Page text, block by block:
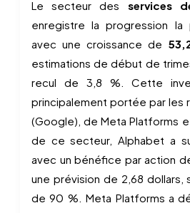
Le secteur des services
enregistre la progression la
avec une croissance de
estimations de début de
recul de 3,8 %. Cette
principalement portée par les
(Google), de Meta Platforms
de ce secteur, Alphabet a
avec un bénéfice par action
une prévision de 2,68
de 90 %. Meta Platforms a